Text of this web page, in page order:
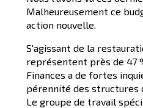
Malheureusement ce
action nouvelle.
S'agissant de la
représentent près de 47
Finances a de fortes
pérennité des structures
Le groupe de travail